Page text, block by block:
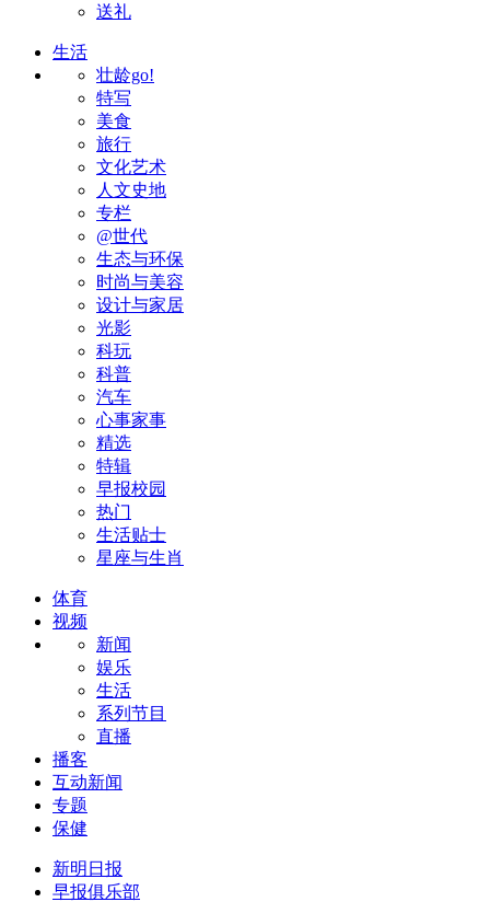
送礼
生活
壮龄go!
特写
美食
旅行
文化艺术
人文史地
专栏
@世代
生态与环保
时尚与美容
设计与家居
光影
科玩
科普
汽车
心事家事
精选
特辑
早报校园
热门
生活贴士
星座与生肖
体育
视频
新闻
娱乐
生活
系列节目
直播
播客
互动新闻
专题
保健
新明日报
早报俱乐部